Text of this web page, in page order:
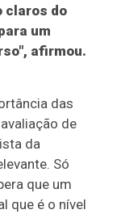
claros do
um
afirmou.
das
de
da
Só
que um
que é o nível